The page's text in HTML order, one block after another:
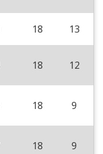
18 13
18 12
18 9
18 9